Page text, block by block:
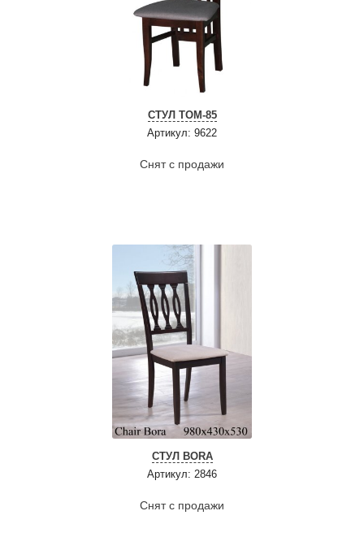
СТУЛ ТОМ-85
Артикул: 9622
Снят с продажи
СТУЛ BORA
Артикул: 2846
Снят с продажи